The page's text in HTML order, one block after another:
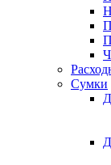
Сумки